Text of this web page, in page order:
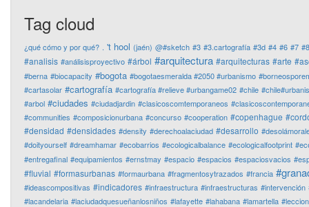
Tag cloud
¿qué cómo y por qué? . 't hool (jaén) @#sketch #3 #3.cartografía #3d #4 #6 #7 #8
#analisis #análisisproyectivo #árbol #arquitectura #arquitecturas #arte
#berna #biocapacity #bogota #bogotaesmeralda #2050 #urbanismo
#cartasolar #cartografía #cartografía #relieve #urbangame02 #chile
#arbol #ciudades #ciudadjardin #clasicoscomtemporaneos
#communities #composicionurbana #concurso #cooperation #copenhague
#densidad #densidades #density #derechoalaciudad #desarrollo
#doityourself #dreamhamar #ecobarrios #ecologicalbalance #ecologicalfootprint
#entregafinal #equipamientos #ernstmay #espacio #espacios #espaciosvacios
#fluvial #formasurbanas #formaurbana #fragmentosytrazados #francia
#ideascompositivas #indicadores #infraestructura #infraestructuras #intervención
#lacandelaria #laciudadquesueñanlosniños #lafayette #lahabana #lamartella